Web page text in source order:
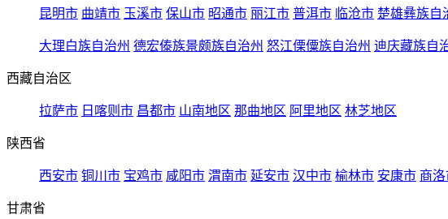
昆明市 曲靖市 玉溪市 保山市 昭通市 丽江市 普洱市 临沧市 楚雄彝族自
大理白族自治州 德宏傣族景颇族自治州 怒江傈僳族自治州 迪庆藏族自
西藏自治区
拉萨市 日喀则市 昌都市 山南地区 那曲地区 阿里地区 林芝地区
陕西省
西安市 铜川市 宝鸡市 咸阳市 渭南市 延安市 汉中市 榆林市 安康市 商
甘肃省